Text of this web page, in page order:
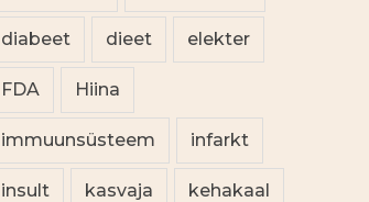
diabeet dieet elekter
FDA Hiina
immuunsüsteem infarkt
insult kasvaja kehakaal